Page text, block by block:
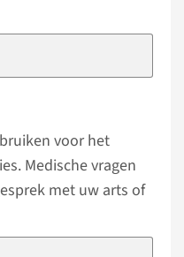
voor het
Medische vragen
met uw arts of